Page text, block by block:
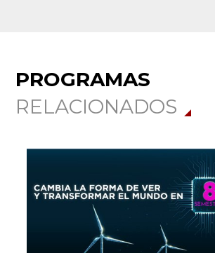
PROGRAMAS
RELACIONADOS